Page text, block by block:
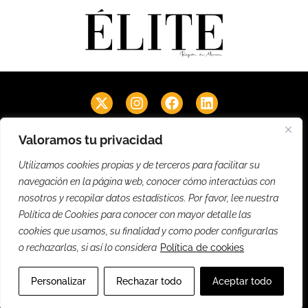
Valoramos tu privacidad
Utilizamos cookies propias y de terceros para facilitar su
navegación en la página web, conocer cómo interactúas con
nosotros y recopilar datos estadísticos. Por favor, lee nuestra
Política de Cookies para conocer con mayor detalle las
cookies que usamos, su finalidad y como poder configurarlas
o rechazarlas, si así lo considera Política de cookies
Personalizar Rechazar todo Aceptar todo
Secciones
CulturaFirmasRevistas PDFEM VideosEM Podcast
Información
SuscríbeteContactoPublicidadQuiénes Somos
Carta de la Directora
@2025 Élite Murcia. Hecho con por SONOMAAviso legal
Política de privacidad Política de cookies